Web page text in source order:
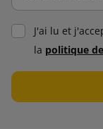
J'ai lu et
la politique